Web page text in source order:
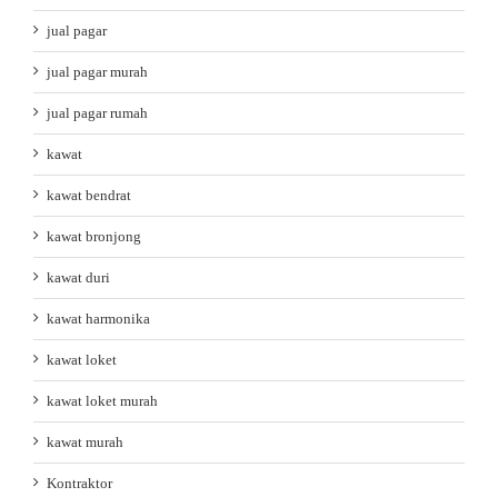
jual pagar
jual pagar murah
jual pagar rumah
kawat
kawat bendrat
kawat bronjong
kawat duri
kawat harmonika
kawat loket
kawat loket murah
kawat murah
Kontraktor